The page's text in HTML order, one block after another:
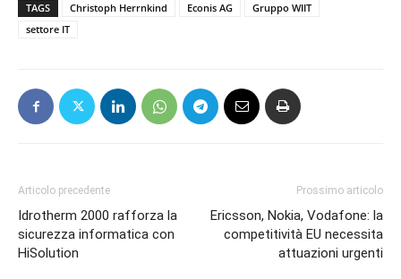
TAGS Christoph Herrnkind Econis AG
Gruppo WIIT
settore IT
Articolo precedente
Idrotherm 2000 rafforza la
sicurezza informatica con
HiSolution
Prossimo articolo
Ericsson, Nokia, Vodafone: la
competitività EU necessita
attuazioni urgenti